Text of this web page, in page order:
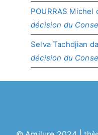
POURRAS Michel
décision du
Selva Tachdjian
décision du